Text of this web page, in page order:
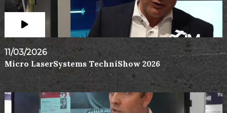
11/03/2026
Micro LaserSystems TechniShow 2026